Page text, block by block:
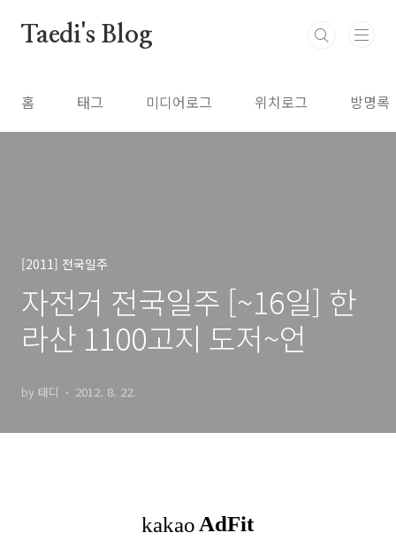
Taedi's Blog
홈 태그 미디어로그 위치로그 방명록
[2011] 전국일주
자전거 전국일주 [~16일] 한
라산 1100고지 도저~언
by 태디 2012. 8. 22.